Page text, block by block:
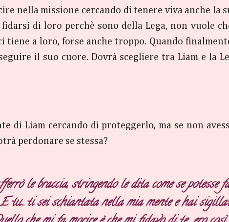
nella missione cercando di tenere viva anche la
di loro perchè sono della Lega, non vuole
tiene a loro, forse anche troppo. Quando
il suo cuore. Dovrà scegliere tra Liam e la
di Liam cercando di proteggerlo, ma se non
perdonare se stessa?
le braccia, stringendo le dita come se potesse
tu… ti sei schiantata nella mia mente e hai